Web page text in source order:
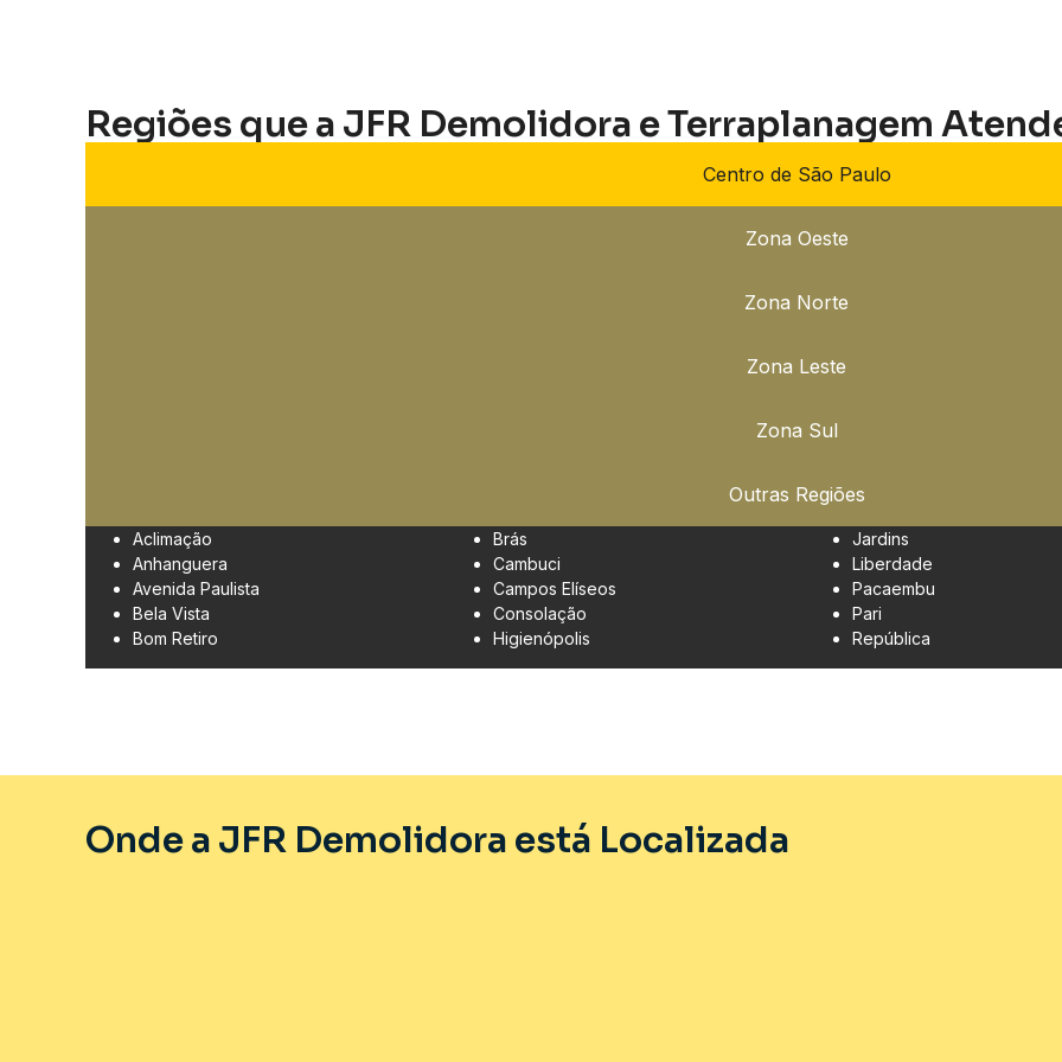
Regiões que a JFR Demolidora e Terraplanagem
Centro de São Paulo
Zona Oeste
Zona Norte
Zona Leste
Zona Sul
Outras Regiões
Aclimação
Anhanguera
Avenida Paulista
Bela Vista
Bom Retiro
Brás
Cambuci
Campos Elíseos
Consolação
Higienópolis
Jardins
Liberdade
Pacaembu
Pari
República
Onde a JFR Demolidora está Localizada